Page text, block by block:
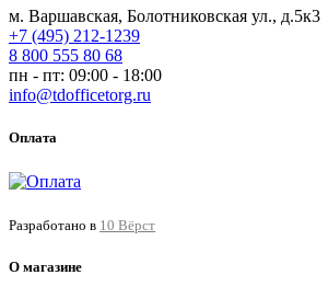
м. Варшавская, Болотниковская ул., д.5к3
+7 (495) 212-1239
8 800 555 80 68
пн - пт: 09:00 - 18:00
info@tdofficetorg.ru
Оплата
Разработано в 10 Вёрст
О магазине